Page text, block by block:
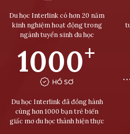
Du học Interlink có hơn 20 năm
kinh nghiệm hoạt động trong
ngành tuyển sinh du học
1000+
HỒ SƠ
Du học Interlink đã đồng hành
cùng hơn 1000 bạn trẻ biến
giấc mơ du học thành hiện thực